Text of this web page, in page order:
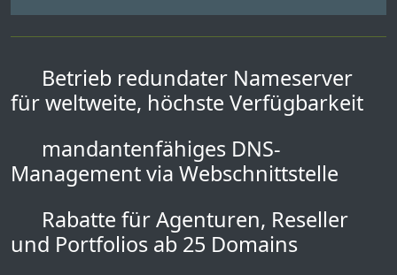
Betrieb redundater Nameserver
für weltweite, höchste Verfügbarkeit
mandantenfähiges DNS-
Management via Webschnittstelle
Rabatte für Agenturen, Reseller
und Portfolios ab 25 Domains